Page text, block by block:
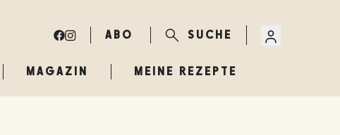
ABO SUCHE
MAGAZIN MEINE REZEPTE